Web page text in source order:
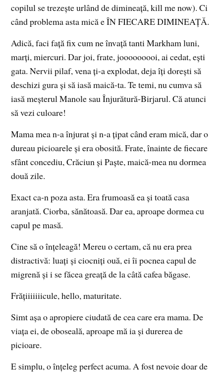
copilul se trezește urlând de dimineață, kill me now). Ci
când problema asta mică e ÎN FIECARE DIMINEAȚĂ.
Adică, faci față fix cum ne învață tanti Markham luni,
marți, miercuri. Dar joi, frate, jooooooooi, ai cedat, ești
gata. Nervii pilaf, vena ți-a explodat, deja îți dorești să
deschizi gura și să iasă maică-ta. Te temi, nu cumva să
iasă meșterul Manole sau Înjurătură-Birjarul. Că atunci
să vezi culoare!
Mama mea n-a înjurat și n-a țipat când eram mică, dar o
dureau picioarele și era obosită. Frate, înainte de fiecare
sfânt concediu, Crăciun și Paște, maică-mea nu dormea
două zile.
Exact ca-n poza asta. Era frumoasă ea și toată casa
aranjată. Ciorba, sănătoasă. Dar ea, aproape dormea cu
capul pe masă.
Cine să o înțeleagă! Mereu o certam, că nu era prea
distractivă: luați și ciocniți ouă, ei îi pocnea capul de
migrenă și i se făcea greață de la câtă cafea băgase.
Frățiiiiiiicule, hello, maturitate.
Simt așa o apropiere ciudată de cea care era mama. De
viața ei, de oboseală, aproape mă ia și durerea de
picioare.
E simplu, o înțeleg perfect acuma. A fost nevoie doar de